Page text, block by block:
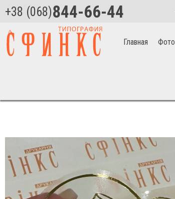
+38 (068)844-66-44
Главная